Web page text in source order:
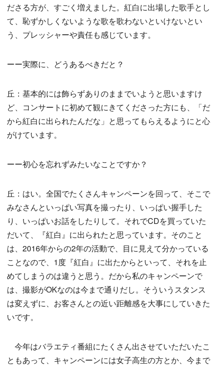
ださる方が、すごく増えました。紅白に出場した歌手とし
て、恥ずかしくないような歌を歌わないといけないとい
う、プレッシャーや責任も感じています。
ーー実際に、どうあるべきだと？
丘：基本的には飾らずありのままでいようと思いますけ
ど、コンサートに初めて観にきてくださった方にも、「だ
から紅白に出られたんだな」と思ってもらえるようにと心
がけています。
ーー初心を忘れずみたいなことですか？
丘：はい。全国でたくさんキャンペーンを回って、そこで
みなさんといっぱい写真を撮ったり、いっぱい握手した
り、いっぱいお話をしたりして。それでCDを買っていた
だいて、『紅白』に出られたと思っています。そのこと
は、2016年からの2年の活動で、目に見えて分かっている
ことなので、1度『紅白』に出たからといって、それを止
めてしまうのは違うと思う。だから私のキャンペーンで
は、撮影がOKなのは今まで通りだし。そういうスタンス
は変えずに、お客さんとの近い距離感を大事にしていきた
いです。
今年はバラエティ番組にたくさん出させていただいたこ
ともあって、キャンペーンには女子高生の方とか、今まで